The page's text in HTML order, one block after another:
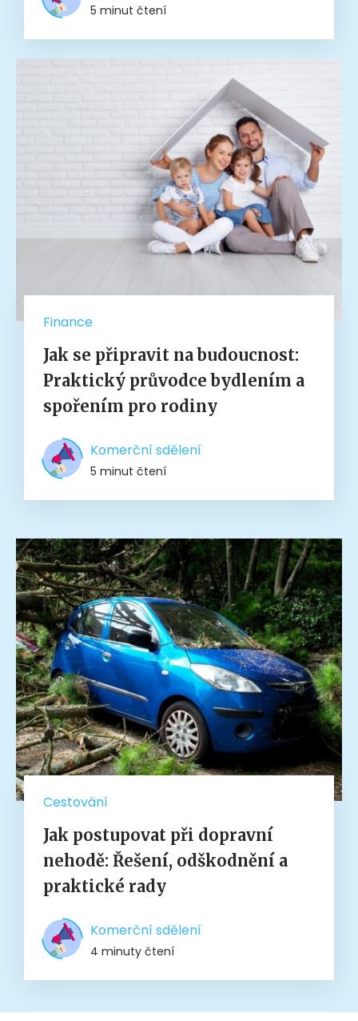
5 minut čtení
Finance
Jak se připravit na budoucnost:
Praktický průvodce bydlením a
spořením pro rodiny
Komerční sdělení
5 minut čtení
Cestování
Jak postupovat při dopravní
nehodě: Řešení, odškodnění a
praktické rady
Komerční sdělení
4 minuty čtení